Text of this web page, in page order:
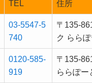
TEL 住所
03-5547-5
740
〒135-
ク らら
0120-585-
919
〒135-
ららぽー